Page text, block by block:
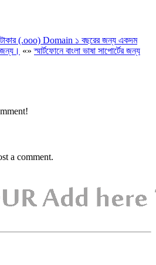
টাকার (.ooo) Domain ১ বছরের জন্য একদম
«»স্মার্টফোনে বাংলা ভাষা সাপোর্টের জন্য
a comment.